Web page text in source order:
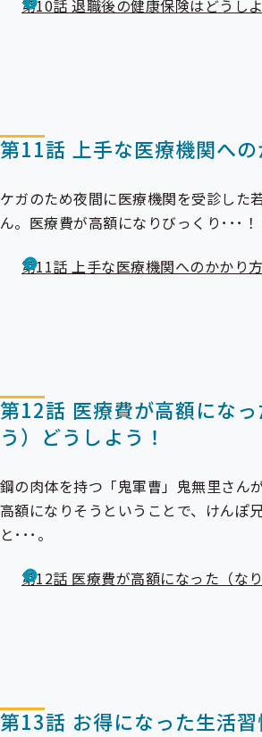
第10話 退職後の健康保険はどうし
第11話 上手な医療機関への
ケガのため夜間に医療機関を受診した
ん。医療費が高額になりびっくり･･･！
第11話 上手な医療機関へのかかり
第12話 医療費が高額にな
う）どうしよう！
鋼の肉体を持つ「鬼軍曹」鬼無里さん
高額になりそうということで、けんぽ
と･･･。
第12話 医療費が高額になった（な
第13話 お得になった生活